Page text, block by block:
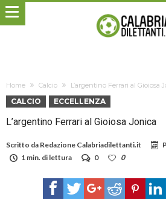
Home Calcio L’argentino Ferrari al Gioiosa
CALCIO ECCELLENZA
L’argentino Ferrari al Gioiosa Jonica
Scritto da Redazione Calabriadilettanti.it
1 min. di lettura
0 0